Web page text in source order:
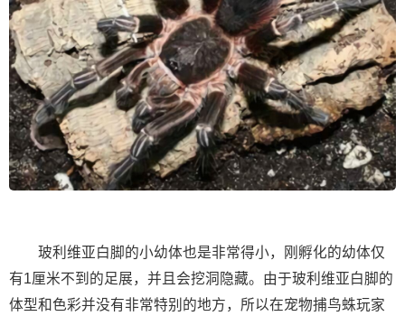
玻利维亚白脚的小幼体也是非常得小，刚孵化的幼体仅
有1厘米不到的足展，并且会挖洞隐藏。由于玻利维亚白脚的
体型和色彩并没有非常特别的地方，所以在宠物捕鸟蛛玩家